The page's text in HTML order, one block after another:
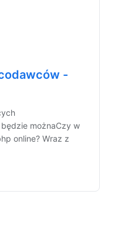
-
możnaCzy w
online? Wraz z